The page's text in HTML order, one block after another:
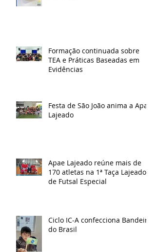
Formação continuada sobre
TEA e Práticas Baseadas em
Evidências
Festa de São João anima a Apae
Lajeado
Apae Lajeado reúne mais de
170 atletas na 1ª Taça Lajeado
de Futsal Especial
Ciclo IC-A confecciona Bandeira
do Brasil